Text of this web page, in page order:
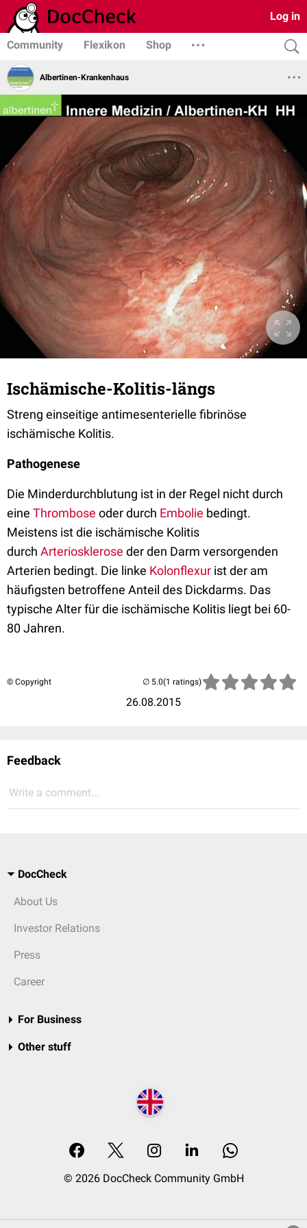
Log in
Community Flexikon Shop
Albertinen-Krankenhaus
Ischämische-Kolitis-längs
Streng einseitige antimesenterielle fibrinöse
ischämische Kolitis.
Pathogenese
Die Minderdurchblutung ist in der Regel nicht durch
eine Thrombose oder durch Embolie bedingt.
Meistens ist die ischämische Kolitis
durch Arteriosklerose der den Darm versorgenden
Arterien bedingt. Die linke Kolonflexur ist der am
häufigsten betroffene Anteil des Dickdarms. Das
typische Alter für die ischämische Kolitis liegt bei 60-
80 Jahren.
© Copyright
26.08.2015
(1 ratings)
Feedback
Write a comment...
DocCheck
About Us
Investor Relations
Press
Career
For Business
Other stuff
© 2026 DocCheck Community GmbH